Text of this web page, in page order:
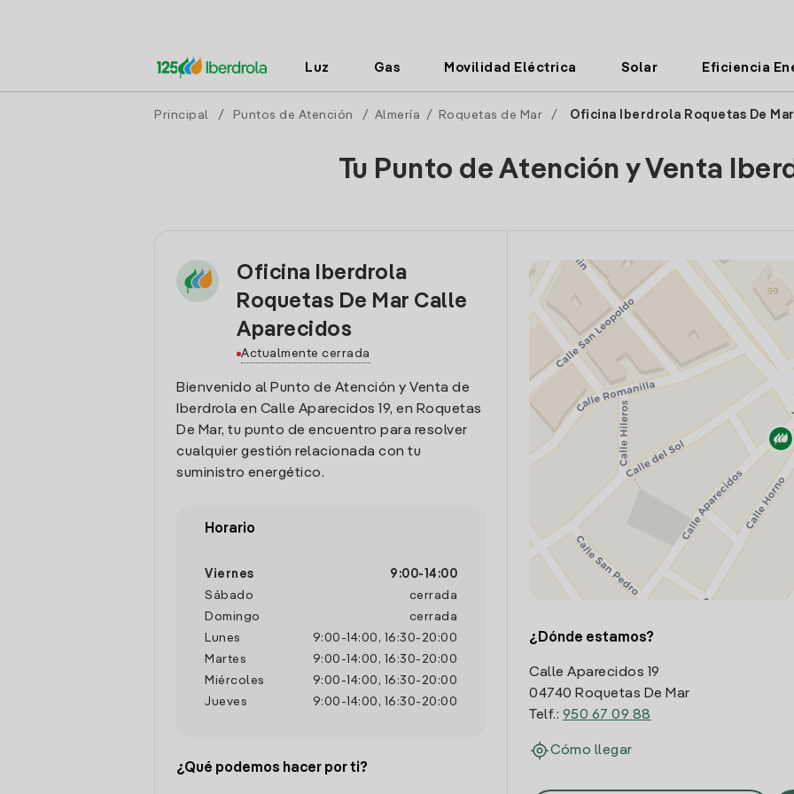
Luz Gas Movilidad Eléctrica Solar Eficiencia
Principal / Puntos de Atención / Almería / Roquetas de Mar / Oficina Iberdrola Roquetas De
Tu Punto de Atención y Venta
Oficina Iberdrola
Roquetas De Mar Calle
Aparecidos
Actualmente cerrada
Bienvenido al Punto de Atención y Venta de
Iberdrola en Calle Aparecidos 19, en Roquetas
De Mar, tu punto de encuentro para resolver
cualquier gestión relacionada con tu
suministro energético.
Horario
Viernes 9:00- 14:00
Sábado
cerrada
Domingo
cerrada
Lunes
9:00 - 14:00 , 16:30- 20:00
Martes
9:00 - 14:00 , 16:30- 20:00
Miércoles
9:00 - 14:00 , 16:30- 20:00
Jueves
9:00 - 14:00 , 16:30- 20:00
¿Qué podemos hacer por ti?
¿Dónde estamos?
Calle Aparecidos 19
04740 Roquetas De Mar
Telf.: 950 67 09 88
Cómo llegar